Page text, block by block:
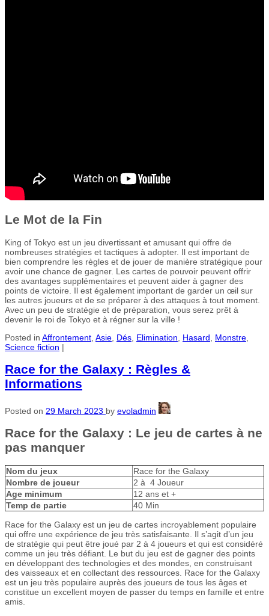
Le Mot de la Fin
King of Tokyo est un jeu divertissant et amusant qui offre de
nombreuses stratégies et tactiques à adopter. Il est important de
bien comprendre les règles et de jouer de manière stratégique pour
avoir une chance de gagner. Les cartes de pouvoir peuvent offrir
des avantages supplémentaires et peuvent aider à gagner des
points de victoire. Il est également important de garder un œil sur
les autres joueurs et de se préparer à des attaques à tout moment.
Avec un peu de stratégie et de préparation, vous serez prêt à
devenir le roi de Tokyo et à régner sur la ville !
Posted in Affrontement Asie Dés Elimination Hasard Monstre
Science fiction |
Race for the Galaxy : Règles &
Informations
Posted on 29 March 2023 by evoladmin
Race for the Galaxy : Le jeu de cartes à ne
pas manquer
Nom du jeux
Race for the Galaxy
Nombre de joueur
2 à 4 Joueur
Age minimum
12 ans et +
Temp de partie
40 Min
Race for the Galaxy est un jeu de cartes incroyablement populaire
qui offre une expérience de jeu très satisfaisante. Il s’agit d’un jeu
de stratégie qui peut être joué par 2 à 4 joueurs et qui est considéré
comme un jeu très défiant. Le but du jeu est de gagner des points
en développant des technologies et des mondes, en construisant
des vaisseaux et en collectant des ressources. Race for the Galaxy
est un jeu très populaire auprès des joueurs de tous les âges et
constitue un excellent moyen de passer du temps en famille et entre
amis.